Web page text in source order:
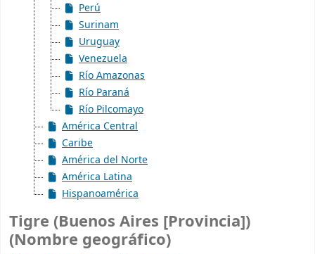
Perú
Surinam
Uruguay
Venezuela
Río Amazonas
Río Paraná
Río Pilcomayo
América Central
Caribe
América del Norte
América Latina
Hispanoamérica
Tigre (Buenos Aires [Provincia])
(Nombre geográfico)